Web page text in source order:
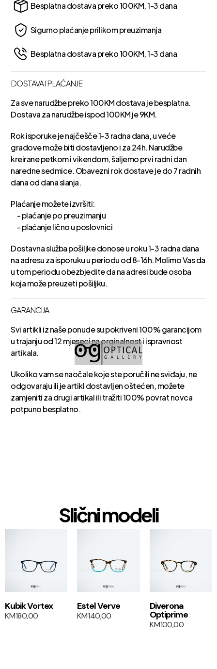
Besplatna dostava preko 100KM, 1-3 dana
Sigurno plaćanje prilikom preuzimanja
Besplatna dostava preko 100KM, 1-3 dana
DOSTAVA I PLAĆANJE
Za sve narudžbe preko 100KM dostava je besplatna.
Dostava za narudžbe ispod 100KM je 9KM.
Rok isporuke je najčešče 1-3 radna dana, u veće
gradove može biti dostavljeno i za 24h. Narudžbe
kreirane petkom i vikendom, šaljemo prvi radni dan
naredne sedmice. Obavezni rok dostave je do 7 radnih
dana od dana slanja.
Plaćanje možete izvršiti:
- plaćanje po preuzimanju
- plaćanje lično u poslovnici
Dostavna služba pošiljke donose u roku 1-3 radna dana
na adresu za isporuku u periodu od 8-16h. Molimo Vas da
u tom periodu obezbjedite da na adresi bude osoba
koja može preuzeti pošiljku.
GARANCIJA
Svi artikli iz naše ponude su pokriveni 100% garancijom
u trajanju od 12 mjeseci na orginalnost i ispravnost
artikala.
Ukoliko vam se naočale koje ste poručili ne sviđaju, ne
odgovaraju ili je artikl dostavljen oštećen, možete
zamjeniti za drugi artikal ili tražiti 100% povrat novca
potpuno besplatno.
Slični modeli
1+1
Kubik Vortex
KM180,00
Estel Verve
KM140,00
1+1
Diverona
Optiprime
KM100,00